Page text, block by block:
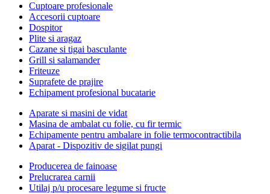
Cuptoare profesionale
Accesorii cuptoare
Dospitor
Plite si aragaz
Cazane si tigai basculante
Grill si salamander
Friteuze
Suprafete de prajire
Echipament profesional bucatarie
Aparate si masini de vidat
Masina de ambalat cu folie, cu fir termic
Echipamente pentru ambalare in folie termocontractibila
Aparat - Dispozitiv de sigilat pungi
Producerea de fainoase
Prelucrarea carnii
Utilaj p/u procesare legume si fructe